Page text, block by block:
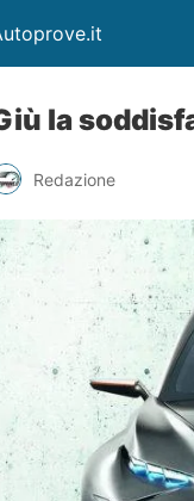
la
Redazione